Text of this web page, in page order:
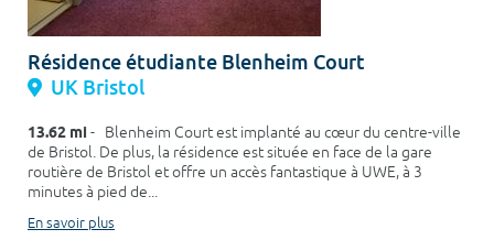
Résidence étudiante Blenheim Court
UK Bristol
13.62 mi - Blenheim Court est implanté au cœur du centre-ville
de Bristol. De plus, la résidence est située en face de la gare
routière de Bristol et offre un accès fantastique à UWE, à 3
minutes à pied de...
En savoir plus